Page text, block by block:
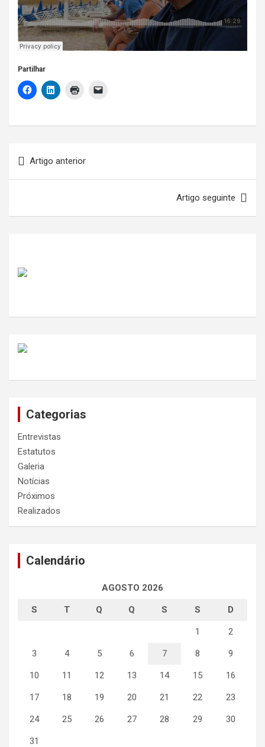
Partilhar
de
Artigo anterior
Artigo seguinte
Categorias
Entrevistas
Estatutos
Galeria
Notícias
Próximos
Realizados
Calendário
AGOSTO 2026
S T Q Q S S D
1 2
3 4 5 6 7 8 9
10 11 12 13 14 15 16
17 18 19 20 21 22 23
24 25 26 27 28 29 30
31